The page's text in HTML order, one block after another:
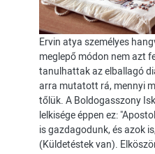
Ervin atya személyes
meglepő módon nem azt
tanulhattak az elballagó
arra mutatott rá, mennyi
tőlük. A Boldogasszony
lelkisége éppen ez:
is gazdagodunk, és azok
(Küldetéstek van).